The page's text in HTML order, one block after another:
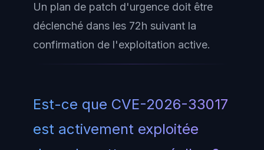
Un plan de patch d'urgence doit être
déclenché dans les 72h suivant la
confirmation de l'exploitation active.
Est-ce que CVE-2026-33017
est activement exploitée